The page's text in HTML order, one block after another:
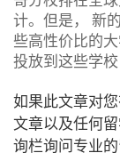
计。但是， 新
些高性价比的
投放到这些学
如果此文章对
文章以及任何
询栏询问专业